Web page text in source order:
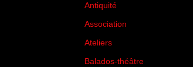
Antiquité
Association
Ateliers
Balados-théâtre